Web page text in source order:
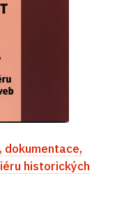
dokumentace,
historických